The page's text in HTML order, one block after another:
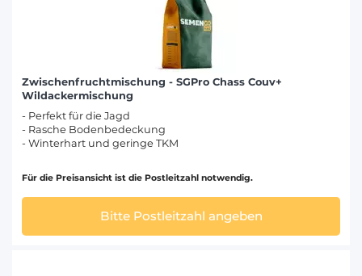
Zwischenfruchtmischung - SGPro Chass Couv+
Wildackermischung
- Perfekt für die Jagd
- Rasche Bodenbedeckung
- Winterhart und geringe TKM
Für die Preisansicht ist die Postleitzahl notwendig.
Bitte Postleitzahl angeben